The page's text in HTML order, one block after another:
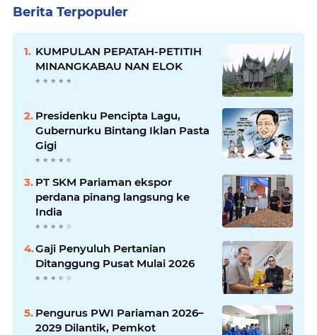
Berita Terpopuler
KUMPULAN PEPATAH-PETITIH
MINANGKABAU NAN ELOK
Presidenku Pencipta Lagu,
Gubernurku Bintang Iklan Pasta
Gigi
PT SKM Pariaman ekspor
perdana pinang langsung ke
India
Gaji Penyuluh Pertanian
Ditanggung Pusat Mulai 2026
Pengurus PWI Pariaman 2026–
2029 Dilantik, Pemkot